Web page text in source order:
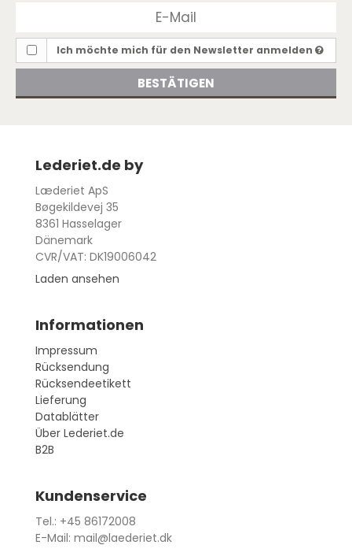
Ich möchte mich für den Newsletter anmelden
BESTÄTIGEN
Lederiet.de by
Læderiet ApS
Bøgekildevej 35
8361 Hasselager
Dänemark
CVR/VAT: DK19006042
Laden ansehen
Informationen
Impressum
Rücksendung
Rücksendeetikett
Lieferung
Datablätter
Über Lederiet.de
B2B
Kundenservice
Tel.: +45 86172008
E-Mail: mail@laederiet.dk